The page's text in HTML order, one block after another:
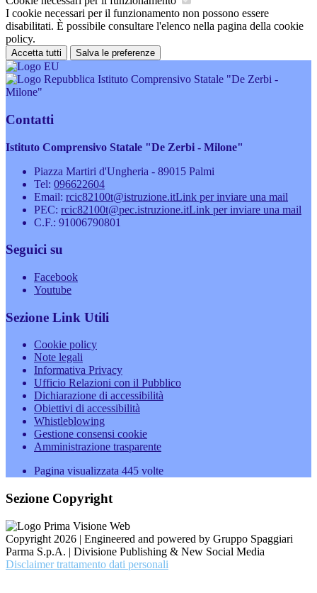
I cookie necessari per il funzionamento non possono essere
disabilitati. È possibile consultare l'elenco nella pagina della cookie
policy.
Accetta tutti Salva le preferenze
Istituto Comprensivo Statale "De Zerbi -
Milone"
Contatti
Istituto Comprensivo Statale "De Zerbi - Milone"
Piazza Martiri d'Ungheria - 89015 Palmi
Tel: 096622604
Email: rcic82100t@istruzione.itLink per inviare una mail
PEC: rcic82100t@pec.istruzione.itLink per inviare una mail
C.F.: 91006790801
Seguici su
Facebook
Youtube
Sezione Link Utili
Cookie policy
Note legali
Informativa Privacy
Ufficio Relazioni con il Pubblico
Dichiarazione di accessibilità
Obiettivi di accessibilità
Whistleblowing
Gestione consensi cookie
Amministrazione trasparente
Pagina visualizzata 445 volte
Sezione Copyright
Copyright 2026 | Engineered and powered by Gruppo Spaggiari
Parma S.p.A. | Divisione Publishing & New Social Media
Disclaimer trattamento dati personali